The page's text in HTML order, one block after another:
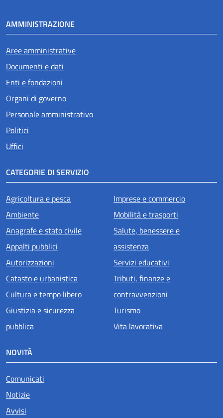
AMMINISTRAZIONE
Aree amministrative
Documenti e dati
Enti e fondazioni
Organi di governo
Personale amministrativo
Politici
Uffici
CATEGORIE DI SERVIZIO
Agricoltura e pesca
Ambiente
Anagrafe e stato civile
Appalti pubblici
Autorizzazioni
Catasto e urbanistica
Cultura e tempo libero
Giustizia e sicurezza
pubblica
Imprese e commercio
Mobilità e trasporti
Salute, benessere e
assistenza
Servizi educativi
Tributi, finanze e
contravvenzioni
Turismo
Vita lavorativa
NOVITÀ
Comunicati
Notizie
Avvisi